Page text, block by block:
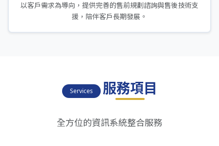
以客戶需求為導向，提供完善的售前規劃諮詢與售後技術支
援，陪伴客戶長期發展。
Services 服務項目
全方位的資訊系統整合服務